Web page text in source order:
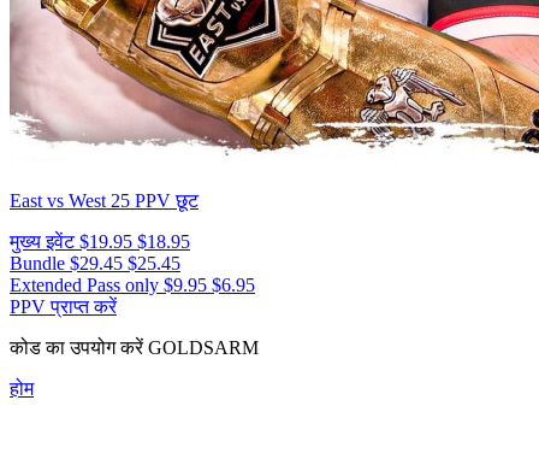
East vs West 25 PPV छूट
मुख्य इवेंट$19.95 $18.95
Bundle $29.45 $25.45
Extended Pass only $9.95 $6.95
PPV प्राप्त करें
कोड का उपयोग करेंGOLDSARM
होम